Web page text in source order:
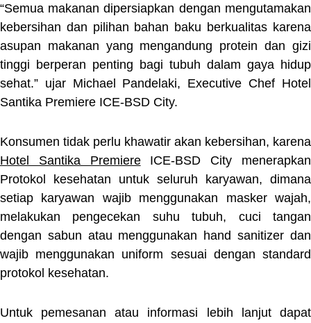
“Semua makanan dipersiapkan dengan mengutamakan
kebersihan dan pilihan bahan baku berkualitas karena
asupan makanan yang mengandung protein dan gizi
tinggi berperan penting bagi tubuh dalam gaya hidup
sehat.” ujar Michael Pandelaki, Executive Chef Hotel
Santika Premiere ICE-BSD City.
Konsumen tidak perlu khawatir akan kebersihan, karena
Hotel Santika PremiereICE-BSD City menerapkan
Protokol kesehatan untuk seluruh karyawan, dimana
setiap karyawan wajib menggunakan masker wajah,
melakukan pengecekan suhu tubuh, cuci tangan
dengan sabun atau menggunakan hand sanitizer dan
wajib menggunakan uniform sesuai dengan standard
protokol kesehatan.
Untuk pemesanan atau informasi lebih lanjut dapat